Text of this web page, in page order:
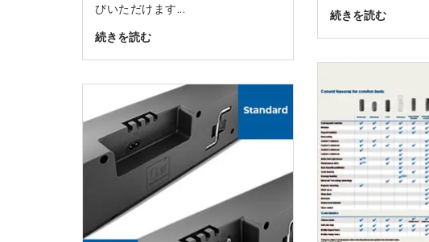
びいただけます...
続きを読む
続きを読む